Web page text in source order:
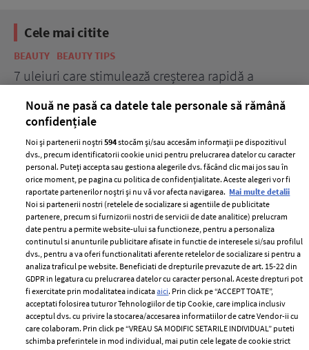
Cele mai citite
BEAUTY BEAUTY TIPS
7 uleiuri care stimulează creșterea rapidă a
ELLE Style Awards
2024
Despre ELLE
Romania
Contact
Abonamente
Termeni si conditii
Politica de
confidențialitate
Politica de cookies
Publicitate
Nouă ne pasă ca datele tale personale să rămână
confidențiale
Noi și partenerii noștri594stocăm și/sau accesăm informații pe dispozitivul
dvs., precum identificatorii cookie unici pentru prelucrarea datelor cu caracter
personal. Puteți accepta sau gestiona alegerile dvs. făcând clic mai jos sau în
orice moment, pe pagina cu politica de confidențialitate. Aceste alegeri vor fi
raportate partenerilor noștri și nu vă vor afecta navigarea. Mai multe detalii
Noi si partenerii nostri (retelele de socializare si agentiile de publicitate
partenere, precum si furnizorii nostri de servicii de date analitice) prelucram
date pentru a permite website-ului sa functioneze, pentru a personaliza
continutul si anunturile publicitare afisate in functie de interesele si/sau profilul
dvs., pentru a va oferi functionalitati aferente retelelor de socializare si pentru a
analiza traficul pe website. Beneficiati de drepturile prevazute de art. 15-22 din
GDPR in legatura cu prelucrarea datelor cu caracter personal. Aceste drepturi pot
fi exercitate prin modalitatea indicataaici. Prin click pe “ACCEPT TOATE”,
acceptati folosirea tuturor Tehnologiilor de tip Cookie, care implica inclusiv
acceptul dvs. cu privire la stocarea/accesarea informatiilor de catre Vendor-ii cu
care colaboram. Prin click pe “VREAU SA MODIFIC SETARILE INDIVIDUAL” puteti
schimba preferintele in mod individual, mai putin cele legate de cookie strict